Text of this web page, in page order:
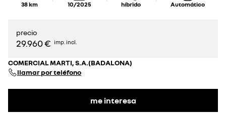
38km 10/2025 híbrido Automático
precio
29.960 € imp. incl.
COMERCIAL MARTI, S.A.(BADALONA)
llamar por teléfono
me interesa